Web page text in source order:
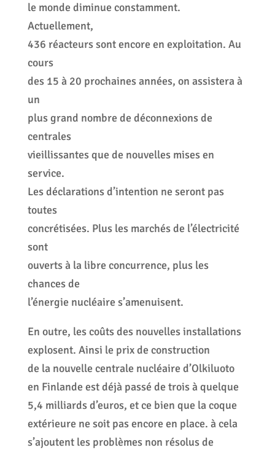
le monde diminue constamment.
Actuellement,
436 réacteurs sont encore en exploitation. Au
cours
des 15 à 20 prochaines années, on assistera à
un
plus grand nombre de déconnexions de
centrales
vieillissantes que de nouvelles mises en
service.
Les déclarations d’intention ne seront pas
toutes
concrétisées. Plus les marchés de l’électricité
sont
ouverts à la libre concurrence, plus les
chances de
l’énergie nucléaire s’amenuisent.
En outre, les coûts des nouvelles installations
explosent. Ainsi le prix de construction
de la nouvelle centrale nucléaire d’Olkiluoto
en Finlande est déjà passé de trois à quelque
5,4 milliards d’euros, et ce bien que la coque
extérieure ne soit pas encore en place. à cela
s’ajoutent les problèmes non résolus de